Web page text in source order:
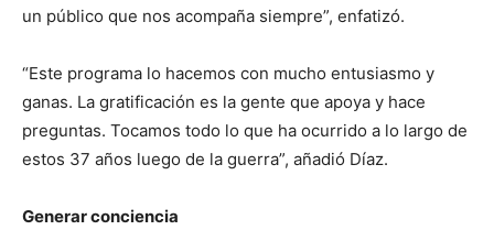
un público que nos acompaña siempre”, enfatizó.
“Este programa lo hacemos con mucho entusiasmo y
ganas. La gratificación es la gente que apoya y hace
preguntas. Tocamos todo lo que ha ocurrido a lo largo de
estos 37 años luego de la guerra”, añadió Díaz.
Generar conciencia